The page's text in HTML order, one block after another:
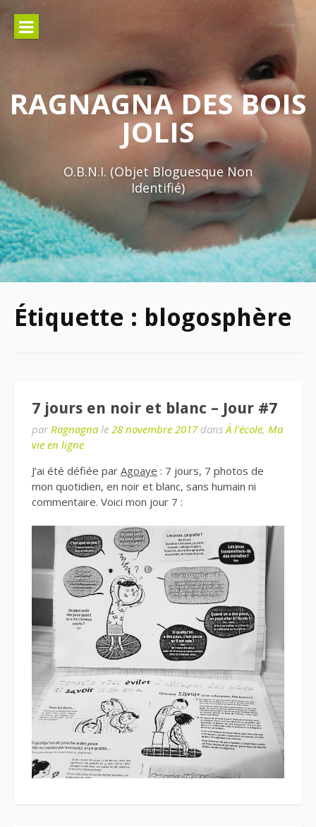
contenu
RAGNAGNA DES BOIS
JOLIS
O.B.N.I. (Objet Bloguesque Non
Identifié)
Étiquette : blogosphère
7 jours en noir et blanc – Jour #7
par Ragnagna le 28 novembre 2017dansÀ l'école, Ma
vie en ligne
J’ai été défiée par Agoaye : 7 jours, 7 photos de
mon quotidien, en noir et blanc, sans humain ni
commentaire. Voici mon jour 7 :